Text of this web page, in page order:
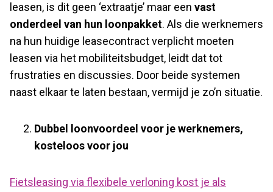
leasen, is dit geen ‘extraatje’ maar een vast
onderdeel van hun loonpakket. Als die werknemers
na hun huidige leasecontract verplicht moeten
leasen via het mobiliteitsbudget, leidt dat tot
frustraties en discussies. Door beide systemen
naast elkaar te laten bestaan, vermijd je zo’n situatie.
Dubbel loonvoordeel voor je werknemers,
kosteloos voor jou
Fietsleasing via flexibele verloning kost je als